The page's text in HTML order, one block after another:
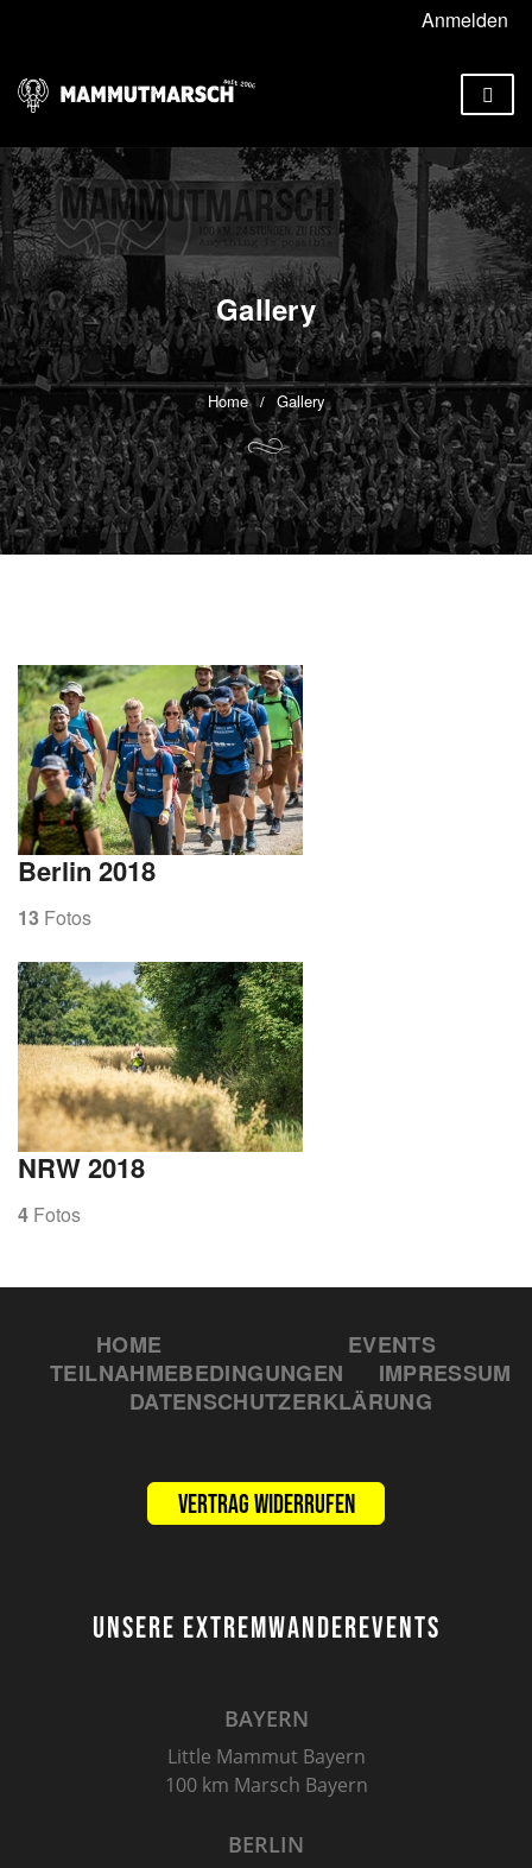
Anmelden
Gallery
Gallery
Berlin 2018
13 Fotos
NRW 2018
4 Fotos
HOME
EVENTS
TEILNAHMEBEDINGUNGEN
IMPRESSUM
DATENSCHUTZERKLÄRUNG
Vertrag widerrufen
UNSERE EXTREMWANDEREVENTS
BAYERN
Little Mammut Bayern
100 km Marsch Bayern
BERLIN